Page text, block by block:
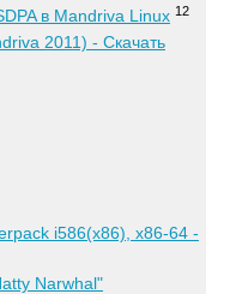
в Mandriva Linux 12
2011) - Скачать
i586(x86), x86-64 -
Narwhal"